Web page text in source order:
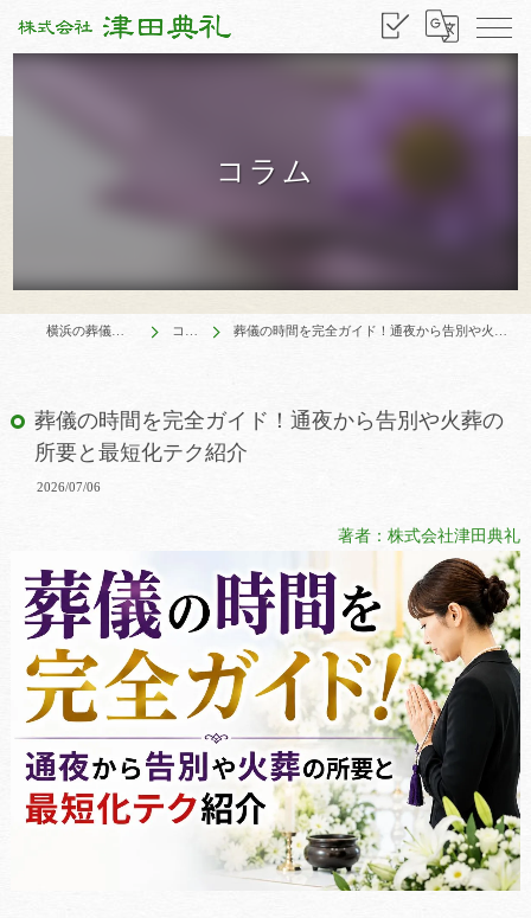
コラム
横浜の葬儀は津田典礼 コラム 葬儀の時間を完全ガイド！通夜から告別や火葬の所要と最短化テク紹介
葬儀の時間を完全ガイド！通夜から告別や火葬の
所要と最短化テク紹介
2026/07/06
著者：株式会社津田典礼